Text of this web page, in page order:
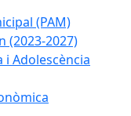
(PAM)
(2023-2027)
i Adolescència